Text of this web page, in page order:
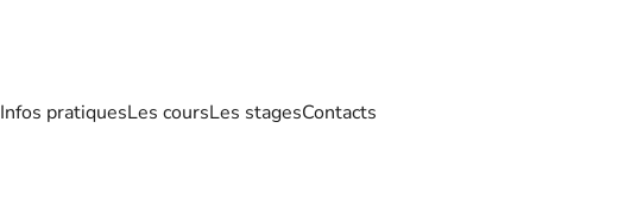
Infos pratiquesLes coursLes stagesContacts